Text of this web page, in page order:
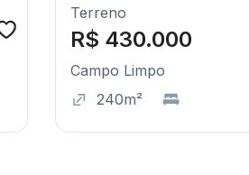
Terreno
R$ 430.000
Campo Limpo
240m²